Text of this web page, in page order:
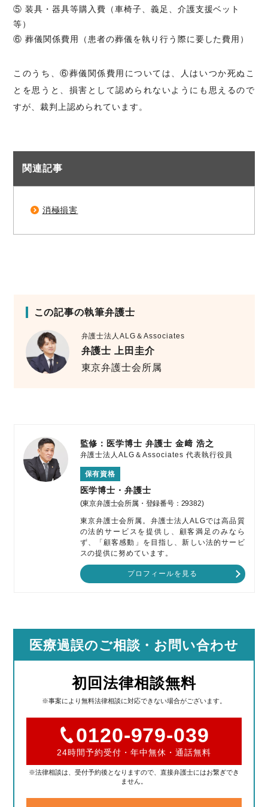
⑤ 装具・器具等購入費（車椅子、義足、介護支援ベット
等）
⑥ 葬儀関係費用（患者の葬儀を執り行う際に要した費用）
このうち、⑥葬儀関係費用については、人はいつか死ぬこ
とを思うと、損害として認められないようにも思えるので
すが、裁判上認められています。
関連記事
消極損害
この記事の執筆弁護士
弁護士法人ALG＆Associates
弁護士 上田圭介
東京弁護士会所属
監修：医学博士 弁護士金﨑 浩之
弁護士法人ALG＆Associates 代表執行役員
保有資格
医学博士・弁護士
(東京弁護士会所属・登録番号：29382)
東京弁護士会所属。弁護士法人ALGでは高品質
の法的サービスを提供し、顧客満足のみなら
ず、「顧客感動」を目指し、新しい法的サービ
スの提供に努めています。
プロフィールを見る
医療過誤のご相談 ・お問い合わせ
初回法律相談無料
※事案により無料法律相談に対応できない場合がございます。
0120-979-039
24時間予約受付・年中無休・通話無料
※法律相談は、受付予約後となりますので、直接弁護士にはお繋ぎでき
ません。